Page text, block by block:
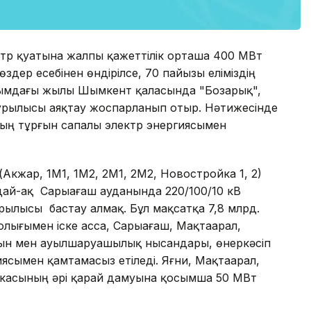
қуатына жалпы қажеттілік орташа 400 МВт
есебінен өндірілсе, 70 пайызы еліміздің
жылы Шымкент қаласында "Бозарық",
аяқтау жоспарланып отыр. Нәтижесінде
тұрғын сапалы электр энергиясымен
1М1, 1М2, 2М1, 2М2, Новостройка 1, 2)
ақ Сарыағаш ауданында 220/100/10 кВ
бастау алмақ. Бұл мақсатқа 7,8 млрд.
іске асса, Сарыағаш, Мақтаарал,
мен ауылшаруашылық нысандары, өнеркәсіп
қамтамасыз етіледі. Яғни, Мақтаарал,
әрі қарай дамуына қосымша 50 МВт